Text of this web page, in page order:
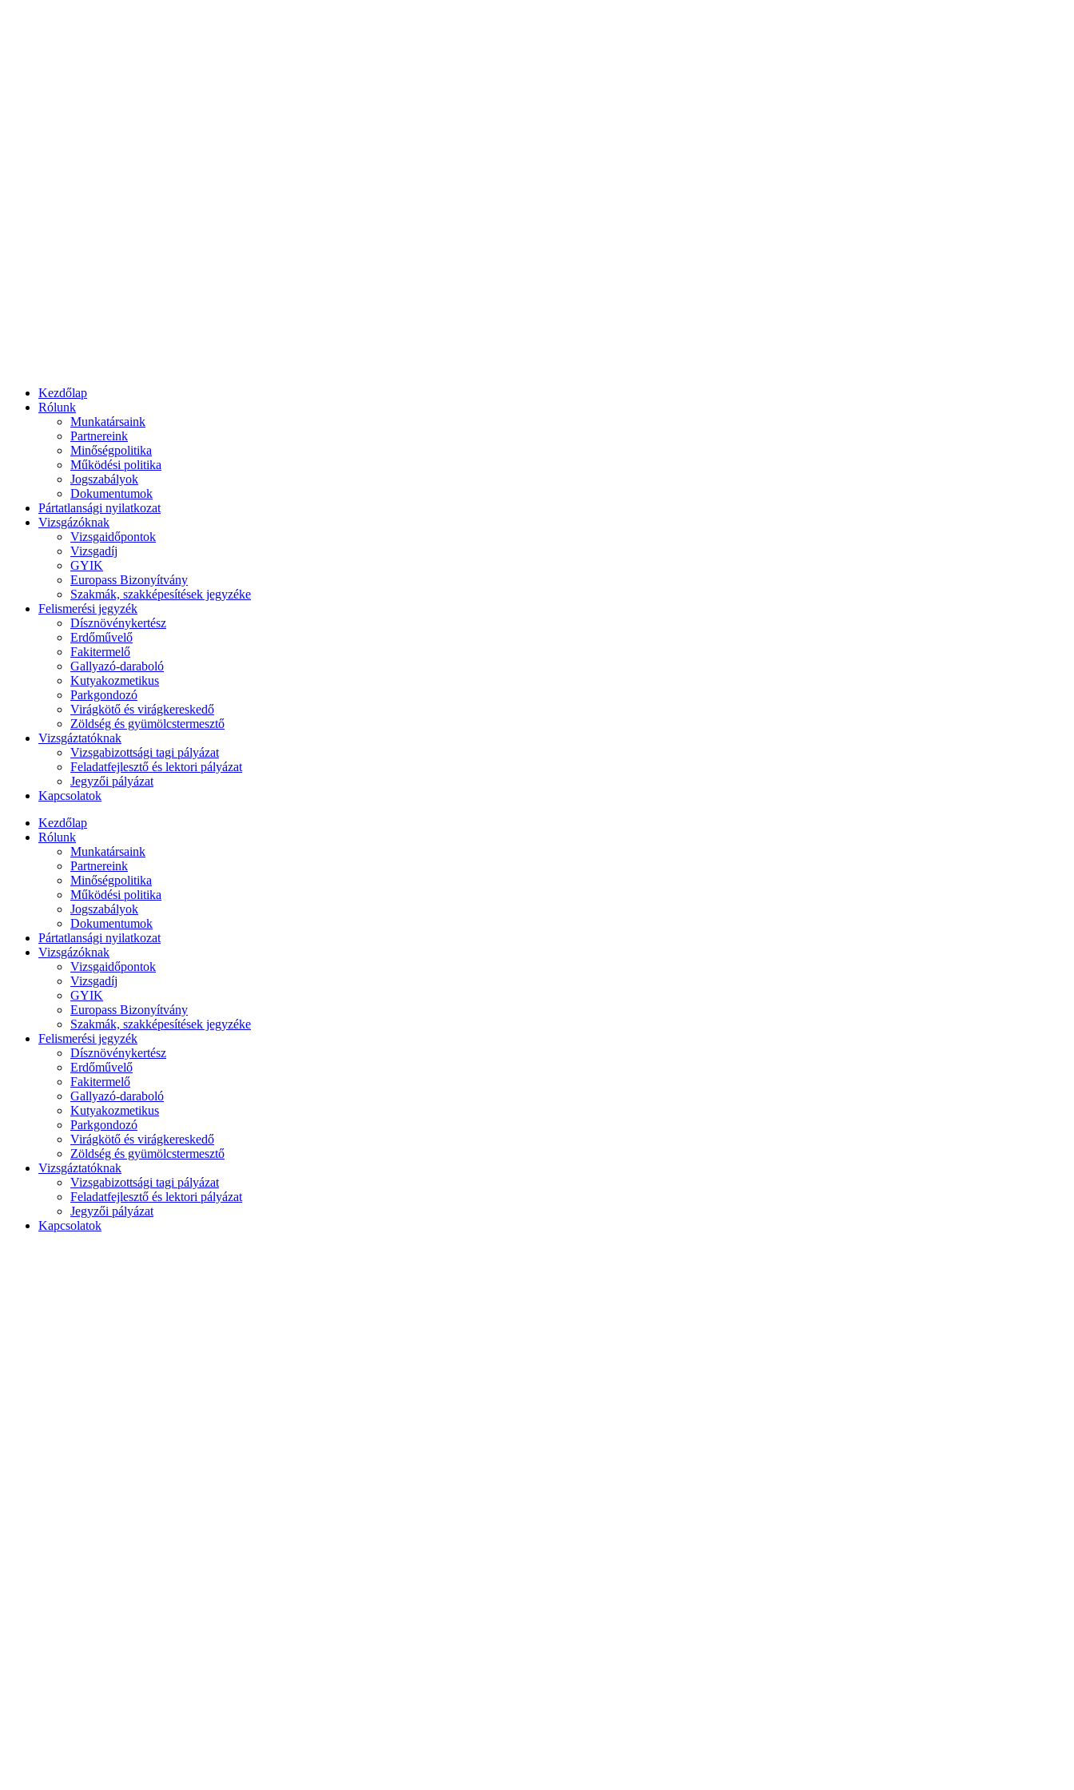
Kezdőlap
Rólunk
Munkatársaink
Partnereink
Minőségpolitika
Működési politika
Jogszabályok
Dokumentumok
Pártatlansági nyilatkozat
Vizsgázóknak
Vizsgaidőpontok
Vizsgadíj
GYIK
Europass Bizonyítvány
Szakmák, szakképesítések jegyzéke
Felismerési jegyzék
Dísznövénykertész
Erdőművelő
Fakitermelő
Gallyazó-daraboló
Kutyakozmetikus
Parkgondozó
Virágkötő és virágkereskedő
Zöldség és gyümölcstermesztő
Vizsgáztatóknak
Vizsgabizottsági tagi pályázat
Feladatfejlesztő és lektori pályázat
Jegyzői pályázat
Kapcsolatok
Kezdőlap
Rólunk
Munkatársaink
Partnereink
Minőségpolitika
Működési politika
Jogszabályok
Dokumentumok
Pártatlansági nyilatkozat
Vizsgázóknak
Vizsgaidőpontok
Vizsgadíj
GYIK
Europass Bizonyítvány
Szakmák, szakképesítések jegyzéke
Felismerési jegyzék
Dísznövénykertész
Erdőművelő
Fakitermelő
Gallyazó-daraboló
Kutyakozmetikus
Parkgondozó
Virágkötő és virágkereskedő
Zöldség és gyümölcstermesztő
Vizsgáztatóknak
Vizsgabizottsági tagi pályázat
Feladatfejlesztő és lektori pályázat
Jegyzői pályázat
Kapcsolatok